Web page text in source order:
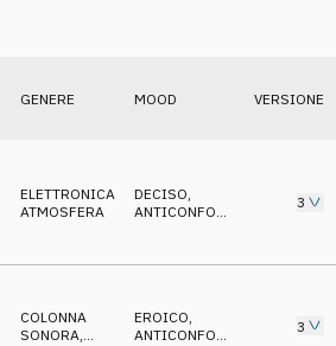
GENERE MOOD VERSIONE
ELETTRONICA
ATMOSFERA
DECISO
ANTICONFORMISTA
3
COLONNA
SONORA,
EROICO,
ANTICONFORMISTA
3